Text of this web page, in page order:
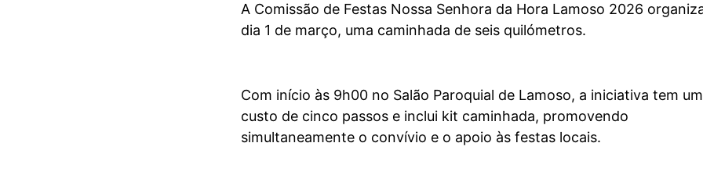
A Comissão de Festas Nossa Senhora da Hora Lamoso 2026
dia 1 de março, uma caminhada de seis quilómetros.
Com início às 9h00 no Salão Paroquial de Lamoso, a iniciativa tem um
custo de cinco passos e inclui kit caminhada, promovendo
simultaneamente o convívio e o apoio às festas locais.